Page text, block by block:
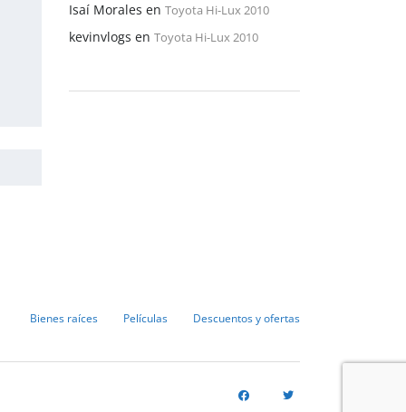
Isaí Morales en Toyota Hi-Lux 2010
kevinvlogs en Toyota Hi-Lux 2010
Bienes raíces Películas Descuentos y ofertas